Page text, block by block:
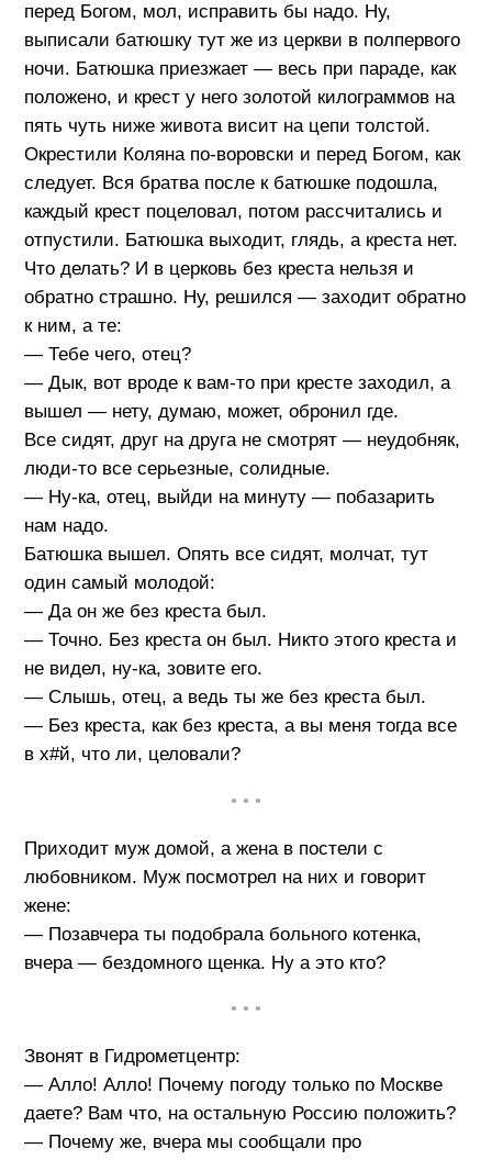
перед Богом, мол, исправить бы надо. Ну,
выписали батюшку тут же из церкви в полпервого
ночи. Батюшка приезжает — весь при параде, как
положено, и крест у него золотой килограммов на
пять чуть ниже живота висит на цепи толстой.
Окрестили Коляна по-воровски и перед Богом, как
следует. Вся братва после к батюшке подошла,
каждый крест поцеловал, потом рассчитались и
отпустили. Батюшка выходит, глядь, а креста нет.
Что делать? И в церковь без креста нельзя и
обратно страшно. Ну, решился — заходит обратно
к ним, а те:
— Тебе чего, отец?
— Дык, вот вроде к вам-то при кресте заходил, а
вышел — нету, думаю, может, обронил где.
Все сидят, друг на друга не смотрят — неудобняк,
люди-то все серьезные, солидные.
— Ну-ка, отец, выйди на минуту — побазарить
нам надо.
Батюшка вышел. Опять все сидят, молчат, тут
один самый молодой:
— Да он же без креста был.
— Точно. Без креста он был. Никто этого креста и
не видел, ну-ка, зовите его.
— Слышь, отец, а ведь ты же без креста был.
— Без креста, как без креста, а вы меня тогда все
в х#й, что ли, целовали?
• • •
Приходит муж домой, а жена в постели с
любовником. Муж посмотрел на них и говорит
жене:
— Позавчера ты подобрала больного котенка,
вчера — бездомного щенка. Ну а это кто?
• • •
Звонят в Гидрометцентр:
— Алло! Алло! Почему погоду только по Москве
даете? Вам что, на остальную Россию положить?
— Почему же, вчера мы сообщали про